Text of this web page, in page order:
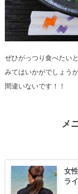
ぜひがっつり食べたい
みてはいかがでしょうか
間違いないです！！
メ
女
ラ